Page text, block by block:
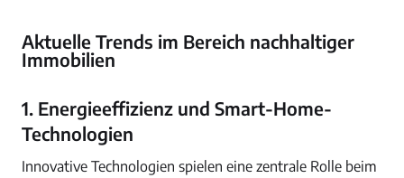
Aktuelle Trends im Bereich nachhaltiger
Immobilien
1. Energieeffizienz und Smart-Home-
Technologien
Innovative Technologien spielen eine zentrale Rolle beim